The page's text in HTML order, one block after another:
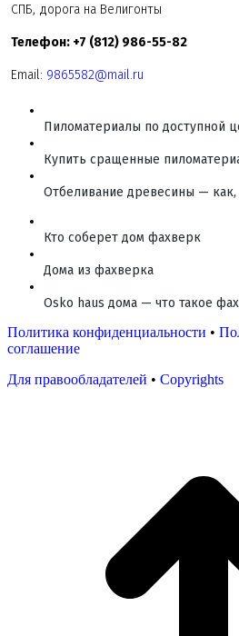
СПБ, дорога на Велигонты
Телефон: +7 (812) 986-55-82
Email: 9865582@mail.ru
Пиломатериалы по доступной
Купить сращенные
Отбеливание древесины — как,
Кто соберет дом фахверк
Дома из фахверка
Osko haus дома — что такое
Политика конфиденциальности •
соглашение
Для правообладателей • Copyrights